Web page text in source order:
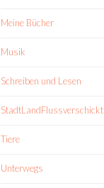
Meine Bücher
Musik
Schreiben und Lesen
StadtLandFlussverschickt
Tiere
Unterwegs